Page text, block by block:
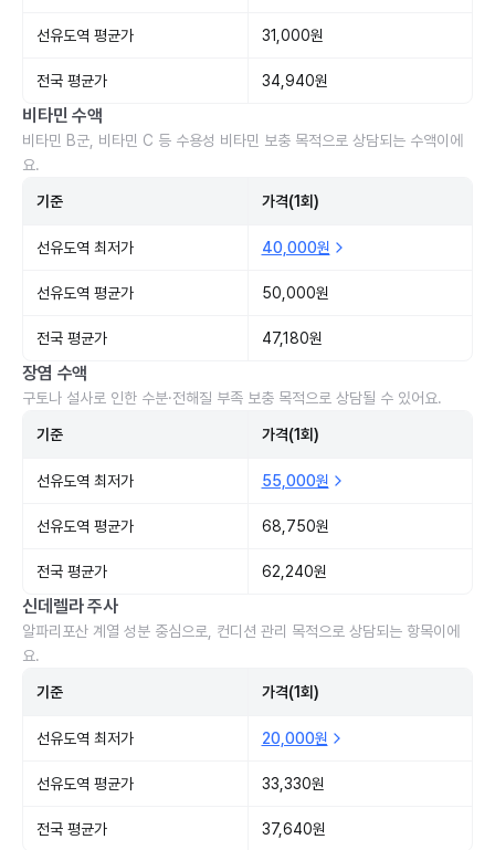
선유도역 평균가 31,000원
전국 평균가 34,940원
비타민 수액
비타민 B군, 비타민 C 등 수용성 비타민 보충 목적으로 상담되는 수액이에
요.
기준 가격(1회)
선유도역 최저가 40,000원
선유도역 평균가 50,000원
전국 평균가 47,180원
장염 수액
구토나 설사로 인한 수분·전해질 부족 보충 목적으로 상담될 수 있어요.
기준 가격(1회)
선유도역 최저가 55,000원
선유도역 평균가 68,750원
전국 평균가 62,240원
신데렐라 주사
알파리포산 계열 성분 중심으로, 컨디션 관리 목적으로 상담되는 항목이에
요.
기준 가격(1회)
선유도역 최저가 20,000원
선유도역 평균가 33,330원
전국 평균가 37,640원